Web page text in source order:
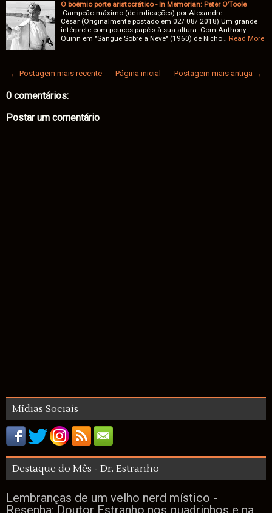
O boêmio porte aristocrático - In Memorian: Peter O’Toole
Campeão máximo (de indicações) por Alexandre
César (Originalmente postado em 02/ 08/ 2018) Um grande
intérprete com poucos papéis à sua altura Com Anthony
Quinn em "Sangue Sobre a Neve" (1960) de Nicho…
Read More
← Postagem mais recente Postagem mais antiga →
Página inicial
0 comentários:
Postar um comentário
Mídias Sociais
Destaque do Mês - Dr. Estranho
Lembranças de um velho nerd místico -
Resenha: Doutor Estranho nos quadrinhos e na